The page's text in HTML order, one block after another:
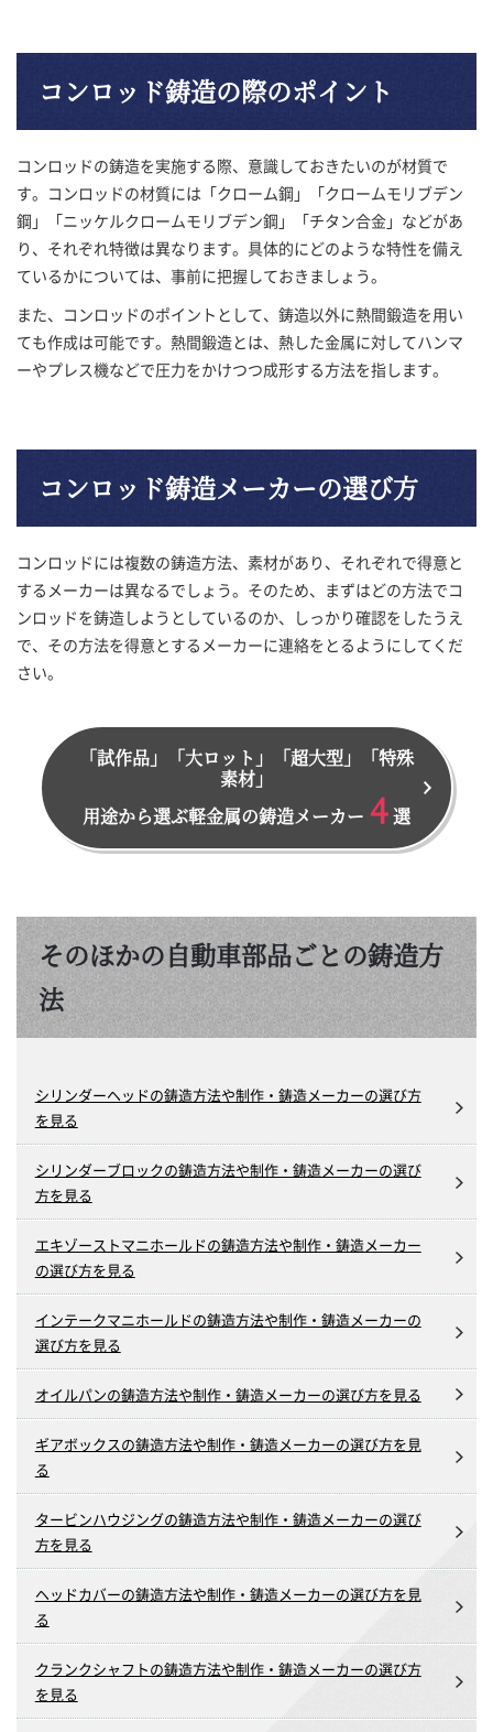
コンロッド鋳造の際のポイント
コンロッドの鋳造を実施する際、意識しておきたいのが材質で
す。コンロッドの材質には「クローム鋼」「クロームモリブデン
鋼」「ニッケルクロームモリブデン鋼」「チタン合金」などがあ
り、それぞれ特徴は異なります。具体的にどのような特性を備え
ているかについては、事前に把握しておきましょう。
また、コンロッドのポイントとして、鋳造以外に熱間鍛造を用い
ても作成は可能です。熱間鍛造とは、熱した金属に対してハンマ
ーやプレス機などで圧力をかけつつ成形する方法を指します。
コンロッド鋳造メーカーの選び方
コンロッドには複数の鋳造方法、素材があり、それぞれで得意と
するメーカーは異なるでしょう。そのため、まずはどの方法でコ
ンロッドを鋳造しようとしているのか、しっかり確認をしたうえ
で、その方法を得意とするメーカーに連絡をとるようにしてくだ
さい。
「試作品」「大ロット」「超大型」「特殊
素材」
用途から選ぶ軽金属の鋳造メーカー 4 選
そのほかの自動車部品ごとの鋳造方
法
シリンダーヘッドの鋳造方法や制作・鋳造メーカーの選び方
を見る
シリンダーブロックの鋳造方法や制作・鋳造メーカーの選び
方を見る
エキゾーストマニホールドの鋳造方法や制作・鋳造メーカー
の選び方を見る
インテークマニホールドの鋳造方法や制作・鋳造メーカーの
選び方を見る
オイルパンの鋳造方法や制作・鋳造メーカーの選び方を見る
ギアボックスの鋳造方法や制作・鋳造メーカーの選び方を見
る
タービンハウジングの鋳造方法や制作・鋳造メーカーの選び
方を見る
ヘッドカバーの鋳造方法や制作・鋳造メーカーの選び方を見
る
クランクシャフトの鋳造方法や制作・鋳造メーカーの選び方
を見る